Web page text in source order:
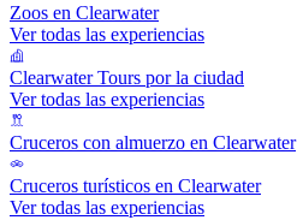
Zoos en Clearwater
Ver todas las experiencias
Clearwater Tours por la ciudad
Ver todas las experiencias
Cruceros con almuerzo en Clearwater
Cruceros turísticos en Clearwater
Ver todas las experiencias